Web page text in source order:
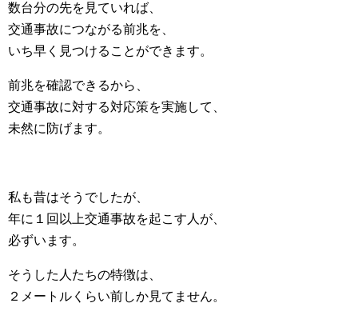
数台分の先を見ていれば、
交通事故につながる前兆を、
いち早く見つけることができます。
前兆を確認できるから、
交通事故に対する対応策を実施して、
未然に防げます。
私も昔はそうでしたが、
年に１回以上交通事故を起こす人が、
必ずいます。
そうした人たちの特徴は、
２メートルくらい前しか見てません。